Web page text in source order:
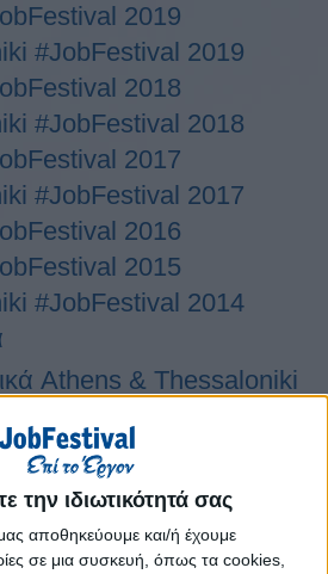
την ιδιωτικότητά σας
αποθηκεύουμε και/ή έχουμε
σε μια συσκευή, όπως τα cookies,
2019
#JobFestival 2019
2018
#JobFestival 2018
2017
#JobFestival 2017
2016
2015
#JobFestival 2014
Athens & Thessaloniki
Thessaloniki
2019 Reborn
Athens #JobFestival